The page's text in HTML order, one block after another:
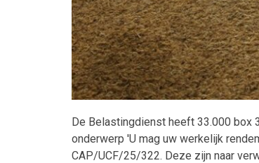
De Belastingdienst heeft 33.000 box
onderwerp 'U mag uw werkelijk
CAP/UCF/25/322. Deze zijn naar